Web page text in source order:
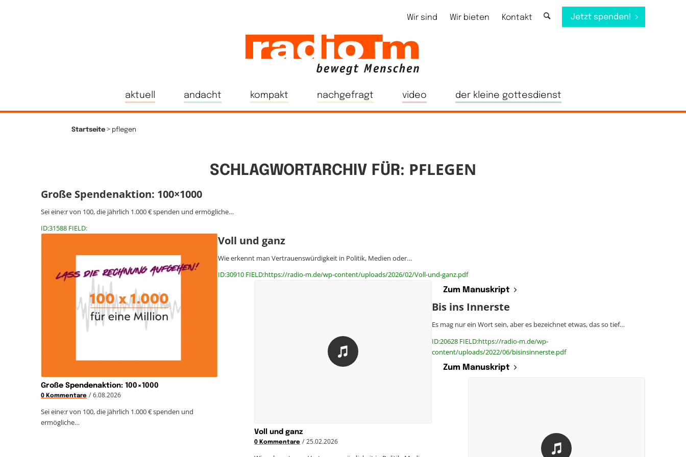
Wir sind Wir bieten Kontakt Jetzt spenden!
aktuell andacht kompakt nachgefragt video der kleine gottesdienst
Startseite > pflegen
SCHLAGWORTARCHIV FÜR: PFLEGEN
Große Spendenaktion: 100×1000
Sei eine:r von 100, die jährlich 1.000 € spenden und ermögliche…
ID:31588 FIELD:
Große Spendenaktion: 100×1000
0 Kommentare / 6.08.2026
Sei eine:r von 100, die jährlich 1.000 € spenden und
ermögliche…
Voll und ganz
Wie erkennt man Vertrauenswürdigkeit in Politik, Medien oder…
ID:30910 FIELD:https://radio-m.de/wp-content/uploads/2026/02/Voll-und-ganz.pdf
Zum Manuskript
Voll und ganz
0 Kommentare / 25.02.2026
Bis ins Innerste
Es mag nur ein Wort sein, aber es bezeichnet etwas, das so tief…
ID:20628 FIELD:https://radio-m.de/wp-
content/uploads/2022/06/bisinsinnerste.pdf
Zum Manuskript